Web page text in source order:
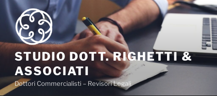
Salta
contenuto
STUDIO DOTT. RIGHETTI &
ASSOCIATI
Dottori Commercialisti – Revisori Legali